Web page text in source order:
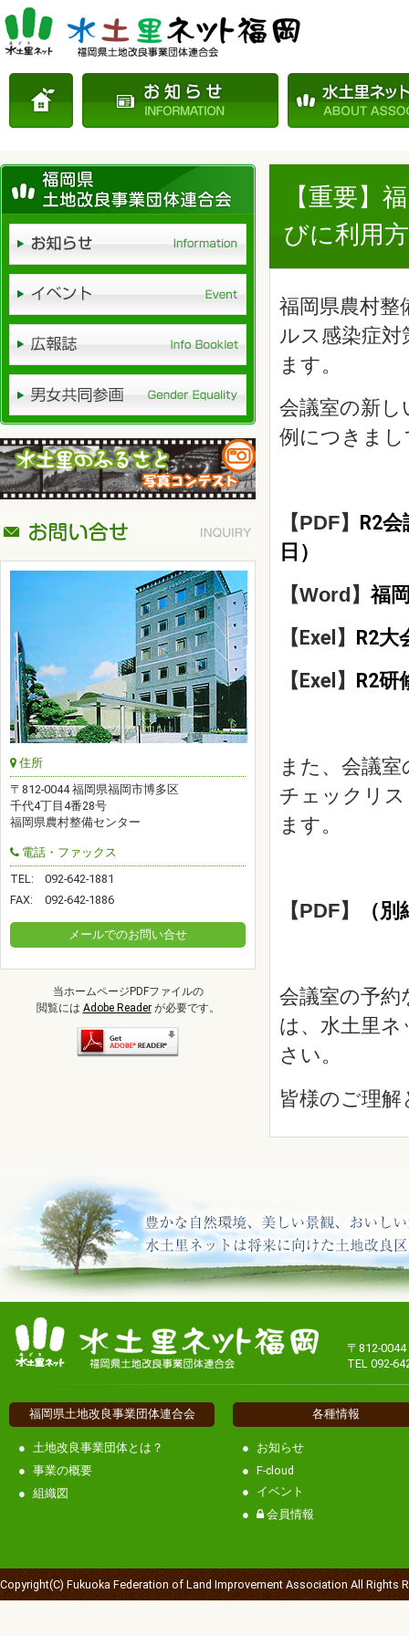
【重要】
びに利用
福岡県農村整
ルス感染症
ます。
会議室の新し
例につきま
【PDF】 R2
日）
【Word】福
【Exel】 R2大
【Exel】 R2研
また、会議
チェックリ
ます。
【PDF】 （
会議室の予
は、水土里
さい。
皆様のご理
住所
〒812-0044 福岡県福岡市博多区
千代4丁目4番28号
福岡県農村整備センター
電話・ファックス
TEL:
092-642-1881
FAX:
092-642-1886
メールでのお問い合せ
当ホームページPDFファイルの
閲覧には Adobe Readerが必要です。
〒812-
TEL 092-
福岡県土地改良事業団体連合会
土地改良事業団体とは？
事業の概要
組織図
各種情報
お知らせ
F-cloud
イベント
会員情報
Copyright(C) Fukuoka Federation of Land Improvement Association All Rights